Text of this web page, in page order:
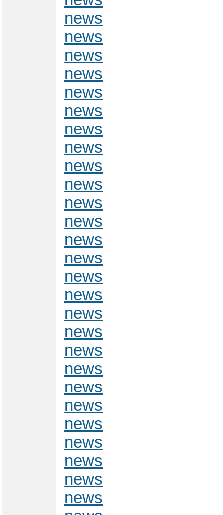
news
news
news
news
news
news
news
news
news
news
news
news
news
news
news
news
news
news
news
news
news
news
news
news
news
news
news